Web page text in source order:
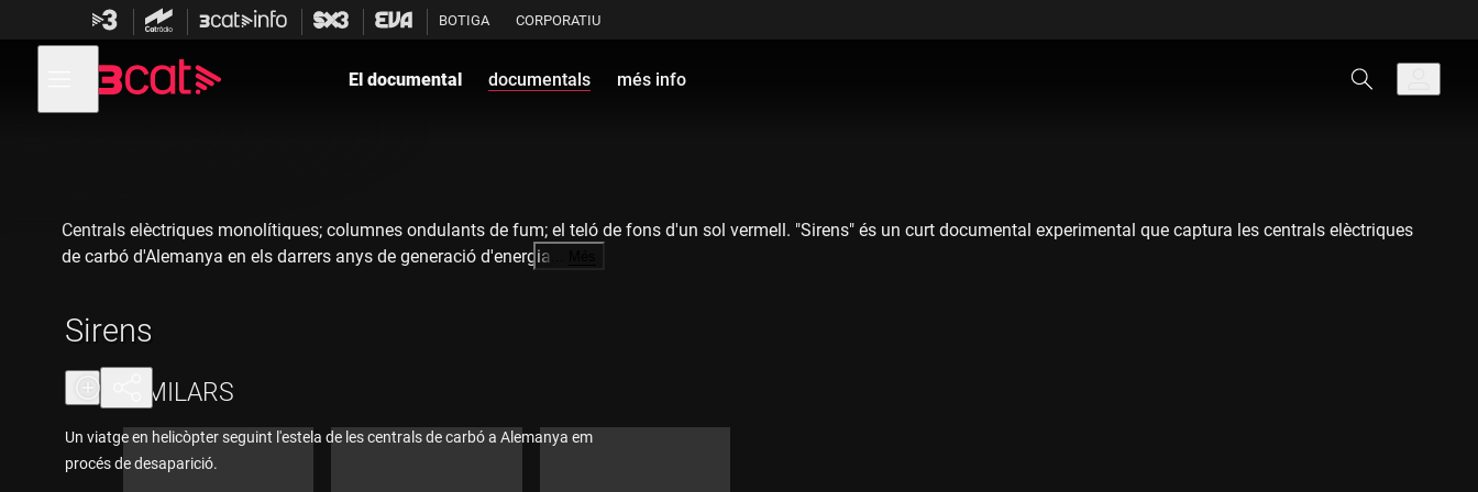
contingut
BOTIGA CORPORATIU
menú
de
El documental documentals més info
Sirens
Un viatge en helicòpter seguint l'estela de les centrals de carbó a Alemanya em
procés de desaparició.
Centrals elèctriques monolítiques; columnes ondulants de fum; el teló de fons d'un sol vermell. "Sirens" és un curt documental experimental que captura les centrals elèctriques
de carbó d'Alemanya en els darrers anys de generació d'energia.
Guió i direcció: Ilaria Di Carlo
Fotografia: Francisco Mece, Christian Wiege
Muntatge: Sofia Angelina Machado
SIMILARS